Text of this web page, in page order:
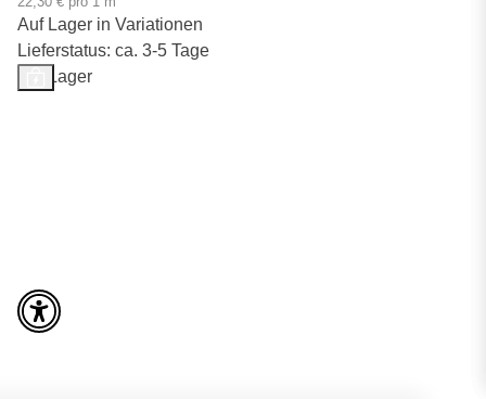
Auf Lager in Variationen
Lieferstatus: ca. 3-5 Tage
Auf Lager